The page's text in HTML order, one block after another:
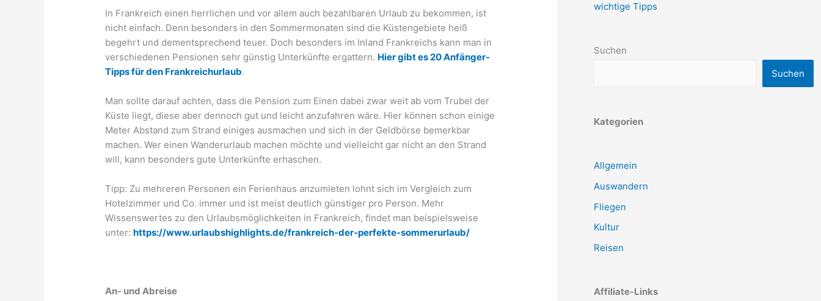
In Frankreich einen herrlichen und vor allem auch bezahlbaren Urlaub zu bekommen, ist
nicht einfach. Denn besonders in den Sommermonaten sind die Küstengebiete heiß
begehrt und dementsprechend teuer. Doch besonders im Inland Frankreichs kann man in
verschiedenen Pensionen sehr günstig Unterkünfte ergattern. Hier gibt es 20 Anfänger-
Tipps für den Frankreichurlaub.
Man sollte darauf achten, dass die Pension zum Einen dabei zwar weit ab vom Trubel der
Küste liegt, diese aber dennoch gut und leicht anzufahren wäre. Hier können schon einige
Meter Abstand zum Strand einiges ausmachen und sich in der Geldbörse bemerkbar
machen. Wer einen Wanderurlaub machen möchte und vielleicht gar nicht an den Strand
will, kann besonders gute Unterkünfte erhaschen.
Tipp: Zu mehreren Personen ein Ferienhaus anzumieten lohnt sich im Vergleich zum
Hotelzimmer und Co. immer und ist meist deutlich günstiger pro Person. Mehr
Wissenswertes zu den Urlaubsmöglichkeiten in Frankreich, findet man beispielsweise
unter:https://www.urlaubshighlights.de/frankreich-der-perfekte-sommerurlaub/
An- und Abreise
wichtige Tipps
Suchen
Suchen
Kategorien
Allgemein
Auswandern
Fliegen
Kultur
Reisen
Affiliate-Links